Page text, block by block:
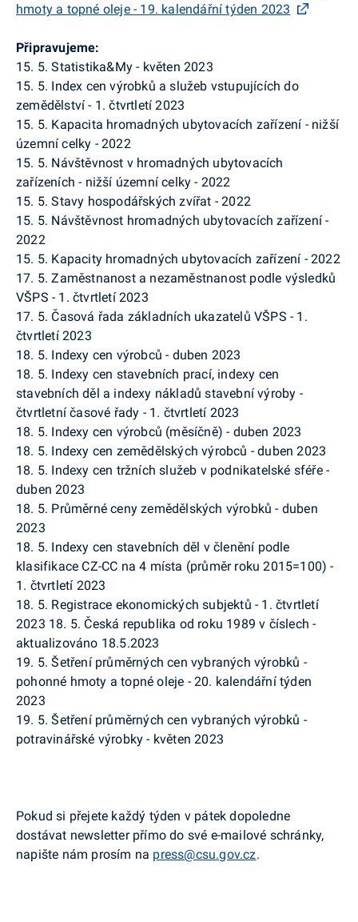
hmoty a topné oleje - 19. kalendářní týden 2023
Připravujeme:
15. 5. Statistika&My - květen 2023
15. 5. Index cen výrobků a služeb vstupujících do
zemědělství - 1. čtvrtletí 2023
15. 5. Kapacita hromadných ubytovacích zařízení - nižší
územní celky - 2022
15. 5. Návštěvnost v hromadných ubytovacích
zařízeních - nižší územní celky - 2022
15. 5. Stavy hospodářských zvířat - 2022
15. 5. Návštěvnost hromadných ubytovacích zařízení -
2022
15. 5. Kapacity hromadných ubytovacích zařízení - 2022
17. 5. Zaměstnanost a nezaměstnanost podle výsledků
VŠPS - 1. čtvrtletí 2023
17. 5. Časová řada základních ukazatelů VŠPS - 1.
čtvrtletí 2023
18. 5. Indexy cen výrobců - duben 2023
18. 5. Indexy cen stavebních prací, indexy cen
stavebních děl a indexy nákladů stavební výroby -
čtvrtletní časové řady - 1. čtvrtletí 2023
18. 5. Indexy cen výrobců (měsíčně) - duben 2023
18. 5. Indexy cen zemědělských výrobců - duben 2023
18. 5. Indexy cen tržních služeb v podnikatelské sféře -
duben 2023
18. 5. Průměrné ceny zemědělských výrobků - duben
2023
18. 5. Indexy cen stavebních děl v členění podle
klasifikace CZ-CC na 4 místa (průměr roku 2015=100) -
1. čtvrtletí 2023
18. 5. Registrace ekonomických subjektů - 1. čtvrtletí
2023 18. 5. Česká republika od roku 1989 v číslech -
aktualizováno 18.5.2023
19. 5. Šetření průměrných cen vybraných výrobků -
pohonné hmoty a topné oleje - 20. kalendářní týden
2023
19. 5. Šetření průměrných cen vybraných výrobků -
potravinářské výrobky - květen 2023
Pokud si přejete každý týden v pátek dopoledne
dostávat newsletter přímo do své e-mailové schránky,
napište nám prosím na press@csu.gov.cz.